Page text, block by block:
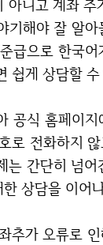
기해야 잘 알
급으로 한국
쉽게 상담할
로 전화하지
는 간단히 넘
상담을 이어